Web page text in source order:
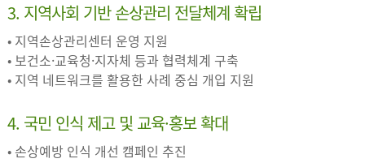
3. 지역사회 기반 손상관리 전달체계 확립
• 지역손상관리센터 운영 지원
• 보건소·교육청·지자체 등과 협력체계 구축
• 지역 네트워크를 활용한 사례 중심 개입 지원
4. 국민 인식 제고 및 교육·홍보 확대
• 손상예방 인식 개선 캠페인 추진